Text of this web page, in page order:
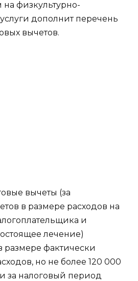
физкультурно-
дополнит перечень
вычетов.
вычеты (за
в размере расходов на
и
лечение)
размере фактически
но не более 120 000
за налоговый период